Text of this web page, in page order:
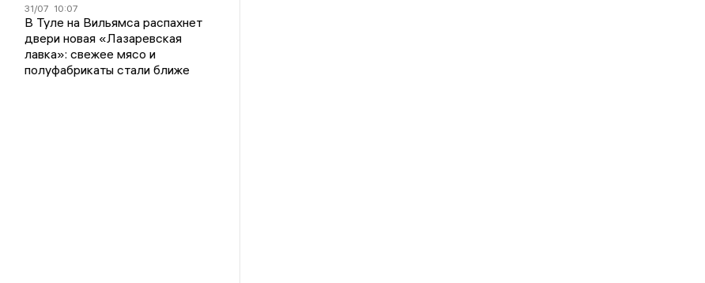
31/07 10:07
В Туле на Вильямса распахнет
двери новая «Лазаревская
лавка»: свежее мясо и
полуфабрикаты стали ближе